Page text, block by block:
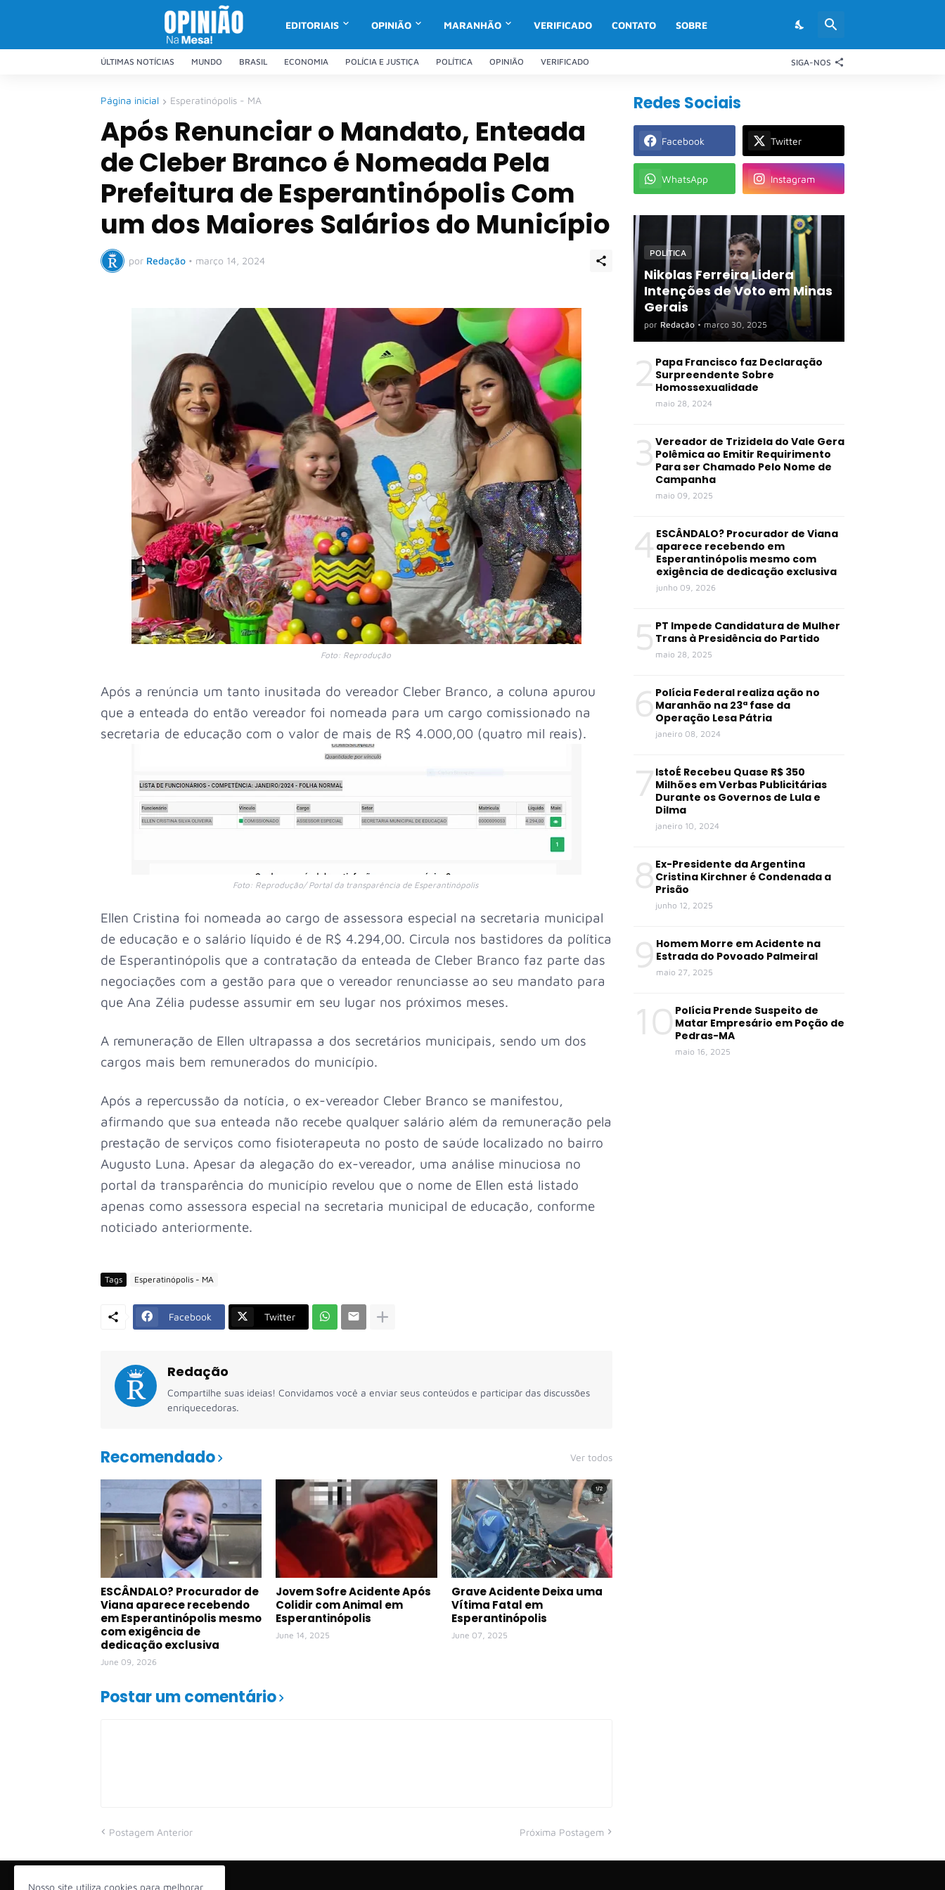
EDITORIAIS OPINIÃO MARANHÃO VERIFICADO CONTATO SOBRE
ÚLTIMAS NOTÍCIAS MUNDO BRASIL ECONOMIA POLÍCIA E JUSTIÇA POLÍTICA OPINIÃO VERIFICADO SIGA-NOS
Página inicial Esperatinópolis - MA
Após Renunciar o Mandato, Enteada
de Cleber Branco é Nomeada Pela
Prefeitura de Esperantinópolis Com
um dos Maiores Salários do Município
por Redação • março 14, 2024
Foto: Reprodução
Após a renúncia um tanto inusitada do vereador Cleber Branco, a coluna apurou
que a enteada do então vereador foi nomeada para um cargo comissionado na
secretaria de educação com o valor de mais de R$ 4.000,00 (quatro mil reais).
Foto: Reprodução/ Portal da transparência de Esperantinópolis
Ellen Cristina foi nomeada ao cargo de assessora especial na secretaria municipal
de educação e o salário líquido é de R$ 4.294,00. Circula nos bastidores da política
de Esperantinópolis que a contratação da enteada de Cleber Branco faz parte das
negociações com a gestão para que o vereador renunciasse ao seu mandato para
que Ana Zélia pudesse assumir em seu lugar nos próximos meses.
A remuneração de Ellen ultrapassa a dos secretários municipais, sendo um dos
cargos mais bem remunerados do município.
Após a repercussão da notícia, o ex-vereador Cleber Branco se manifestou,
afirmando que sua enteada não recebe qualquer salário além da remuneração pela
prestação de serviços como fisioterapeuta no posto de saúde localizado no bairro
Augusto Luna. Apesar da alegação do ex-vereador, uma análise minuciosa no
portal da transparência do município revelou que o nome de Ellen está listado
apenas como assessora especial na secretaria municipal de educação, conforme
noticiado anteriormente.
Tags Esperatinópolis - MA
Facebook Twitter
Redação
Compartilhe suas ideias! Convidamos você a enviar seus conteúdos e participar das discussões
enriquecedoras.
Recomendado Ver todos
ESCÂNDALO? Procurador de
Viana aparece recebendo
em Esperantinópolis mesmo
com exigência de
dedicação exclusiva
June 09, 2026
Jovem Sofre Acidente Após
Colidir com Animal em
Esperantinópolis
June 14, 2025
Grave Acidente Deixa uma
Vítima Fatal em
Esperantinópolis
June 07, 2025
Postar um comentário
Postagem Anterior Próxima Postagem
Redes Sociais
Facebook Twitter
WhatsApp Instagram
POLÍTICA
Nikolas Ferreira Lidera
Intenções de Voto em Minas
Gerais
por Redação • março 30, 2025
2 Papa Francisco faz Declaração
Surpreendente Sobre
Homossexualidade
maio 28, 2024
3 Vereador de Trizidela do Vale Gera
Polêmica ao Emitir Requirimento
Para ser Chamado Pelo Nome de
Campanha
maio 09, 2025
4 ESCÂNDALO? Procurador de Viana
aparece recebendo em
Esperantinópolis mesmo com
exigência de dedicação exclusiva
junho 09, 2026
5 PT Impede Candidatura de Mulher
Trans à Presidência do Partido
maio 28, 2025
6 Polícia Federal realiza ação no
Maranhão na 23ª fase da
Operação Lesa Pátria
janeiro 08, 2024
7 IstoÉ Recebeu Quase R$ 350
Milhões em Verbas Publicitárias
Durante os Governos de Lula e
Dilma
janeiro 10, 2024
8 Ex-Presidente da Argentina
Cristina Kirchner é Condenada a
Prisão
junho 12, 2025
9 Homem Morre em Acidente na
Estrada do Povoado Palmeiral
maio 27, 2025
10 Polícia Prende Suspeito de
Matar Empresário em Poção de
Pedras-MA
maio 16, 2025
Nosso site utiliza cookies para melhorar